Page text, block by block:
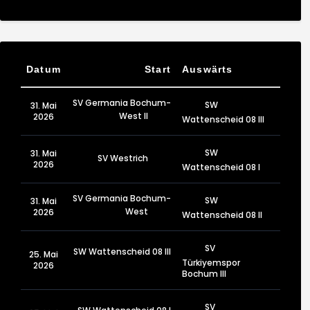
Datum Start Auswärts
31. Mai
2026
SV Germania Bochum-
West II
SW
Wattenscheid 08 III
31. Mai
2026
SV Westrich
SW
Wattenscheid 08 I
31. Mai
2026
SV Germania Bochum-
West
SW
Wattenscheid 08 II
25. Mai
2026
SW Wattenscheid 08 III
SV
Türkiyemspor
Bochum III
SV